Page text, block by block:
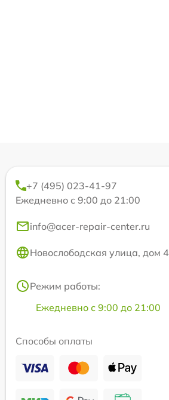
+7 (495) 023-41-97
Ежедневно с 9:00 до 21:00
info@acer-repair-center.ru
Новослободская улица, дом 4
Режим работы:
Ежедневно с 9:00 до 21:00
Способы оплаты